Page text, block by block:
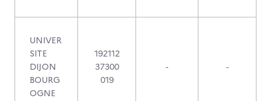
UNIVER
SITE
DIJON
BOURG
OGNE
192112
37300
019
- -